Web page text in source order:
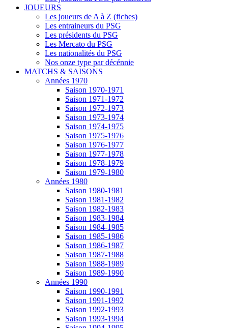
JOUEURS
Les joueurs de A à Z (fiches)
Les entraineurs du PSG
Les présidents du PSG
Les Mercato du PSG
Les nationalités du PSG
Nos onze type par décénnie
MATCHS & SAISONS
Années 1970
Saison 1970-1971
Saison 1971-1972
Saison 1972-1973
Saison 1973-1974
Saison 1974-1975
Saison 1975-1976
Saison 1976-1977
Saison 1977-1978
Saison 1978-1979
Saison 1979-1980
Années 1980
Saison 1980-1981
Saison 1981-1982
Saison 1982-1983
Saison 1983-1984
Saison 1984-1985
Saison 1985-1986
Saison 1986-1987
Saison 1987-1988
Saison 1988-1989
Saison 1989-1990
Années 1990
Saison 1990-1991
Saison 1991-1992
Saison 1992-1993
Saison 1993-1994